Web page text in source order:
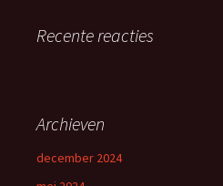
Recente reacties
Archieven
december 2024